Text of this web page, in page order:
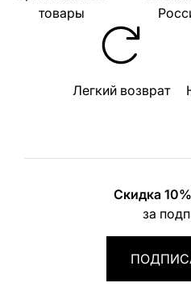
товары
Легкий возврат
Скидка
за